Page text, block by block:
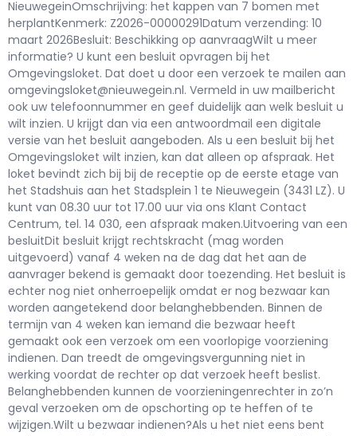
NieuwegeinOmschrijving: het kappen van 7 bomen met
herplantKenmerk: Z2026-00000291Datum verzending: 10
maart 2026Besluit: Beschikking op aanvraagWilt u meer
informatie? U kunt een besluit opvragen bij het
Omgevingsloket. Dat doet u door een verzoek te mailen aan
omgevingsloket@nieuwegein.nl. Vermeld in uw mailbericht
ook uw telefoonnummer en geef duidelijk aan welk besluit u
wilt inzien. U krijgt dan via een antwoordmail een digitale
versie van het besluit aangeboden. Als u een besluit bij het
Omgevingsloket wilt inzien, kan dat alleen op afspraak. Het
loket bevindt zich bij bij de receptie op de eerste etage van
het Stadshuis aan het Stadsplein 1 te Nieuwegein (3431 LZ). U
kunt van 08.30 uur tot 17.00 uur via ons Klant Contact
Centrum, tel. 14 030, een afspraak maken.Uitvoering van een
besluitDit besluit krijgt rechtskracht (mag worden
uitgevoerd) vanaf 4 weken na de dag dat het aan de
aanvrager bekend is gemaakt door toezending. Het besluit is
echter nog niet onherroepelijk omdat er nog bezwaar kan
worden aangetekend door belanghebbenden. Binnen de
termijn van 4 weken kan iemand die bezwaar heeft
gemaakt ook een verzoek om een voorlopige voorziening
indienen. Dan treedt de omgevingsvergunning niet in
werking voordat de rechter op dat verzoek heeft beslist.
Belanghebbenden kunnen de voorzieningenrechter in zo’n
geval verzoeken om de opschorting op te heffen of te
wijzigen.Wilt u bezwaar indienen?Als u het niet eens bent